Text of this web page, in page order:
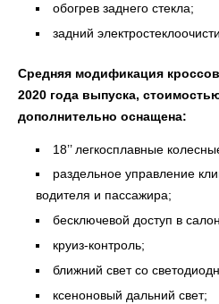
обогрев заднего стекла;
задний
Средняя модификация
2020 года выпуска,
дополнительно оснащена:
18’’ легкосплавные
раздельное управление
водителя и пассажира;
бесключевой доступ в
круиз-контроль;
ближний свет со
ксеноновый дальний свет;